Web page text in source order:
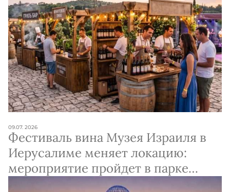
09.07. 2026
Фестиваль вина Музея Израиля в
Иерусалиме меняет локацию:
мероприятие пройдет в парке
Анава